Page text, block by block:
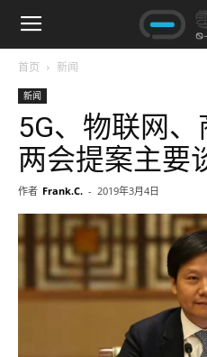
首页 新闻
新闻
5G、物联网
两会提案主要
作者 Frank.C. - 2019年3月4日